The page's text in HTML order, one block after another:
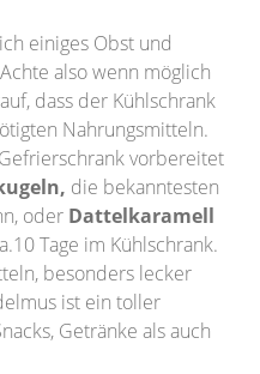
einiges Obst und
also wenn möglich
dass der Kühlschrank
Nahrungsmitteln.
vorbereitet
die bekanntesten
oder Dattelkaramell
Tage im Kühlschrank.
besonders lecker
ist ein toller
Getränke als auch